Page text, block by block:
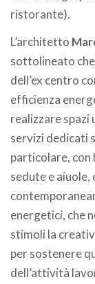
ristorante).
L’architetto
sottolineato
dell’ex centro
efficienza
realizzare spazi
servizi dedicati
particolare, con
sedute e aiuole,
energetici, che
stimoli la
per sostenere
dell’attività